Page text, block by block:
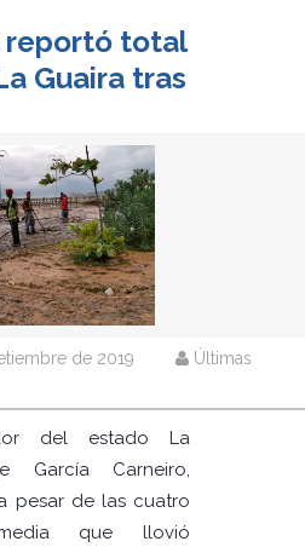
reportó total
Guaira tras
de 2019
Últimas
del estado La
García Carneiro,
pesar de las cuatro
que llovió